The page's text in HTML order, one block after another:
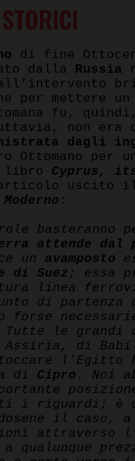
di fine
dalla Russia
per mettere
fu,
non era
dagli
Ottomano per
libro Cyprus,
uscito il
:
attende dal
un avamposto
di Suez ; essa
linea
di partenza
forse
Tutte le grandi
di
l’Egitto
di Cipro . Noi
i riguardi; è
il caso,
attraverso
qualunque